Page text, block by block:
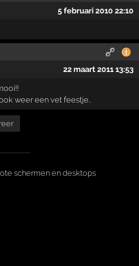
5 februari 2010 22:10
22 maart 2011 13:53
weer een vet feestje..
schermen en desktops